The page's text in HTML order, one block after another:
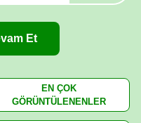
Et
EN ÇOK
GÖRÜNTÜLENENLER